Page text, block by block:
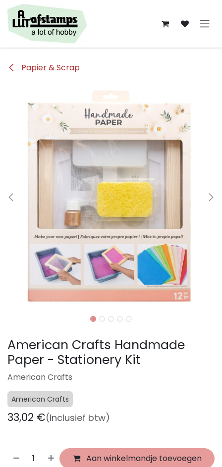
Overslaan naar inhoud
Papier & Scrap
American Crafts Handmade
Paper - Stationery Kit
American Crafts
American Crafts
33,02 €(Inclusief btw)
Aan winkelmandje toevoegen